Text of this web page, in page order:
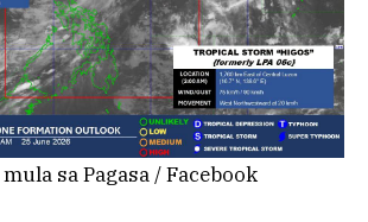
sa Pagasa / Facebook